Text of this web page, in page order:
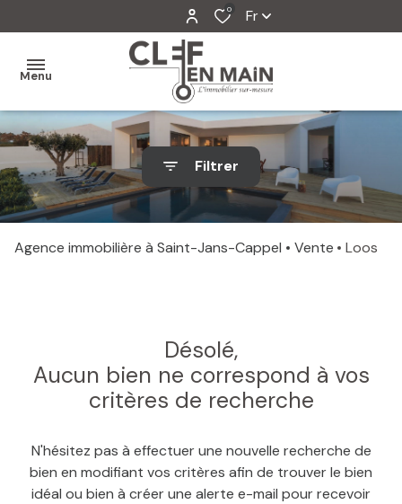
0 Fr
Menu
MON
AGENCE
MES
VENTES
ALERTE
Filtrer
Agence immobilière à Saint-Jans-Cappel Vente Loos
Désolé,
Aucun bien ne correspond à vos
critères de recherche
N'hésitez pas à effectuer une nouvelle recherche de
bien en modifiant vos critères afin de trouver le bien
idéal ou bien à créer une alerte e-mail pour recevoir